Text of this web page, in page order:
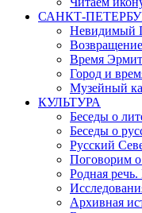
САНКТ-
Невидимый
Время
Город и
Музейный
КУЛЬТУРА
Беседы о
Беседы о
Русский
Поговорим о
Родная
Архивная